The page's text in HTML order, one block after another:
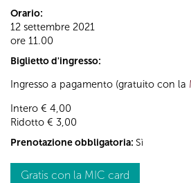
Orario:
12 settembre 2021
ore 11.00
Biglietto d'ingresso:
Ingresso a pagamento (gratuito con la
Intero € 4,00
Ridotto € 3,00
Prenotazione obbligatoria: Sì
Gratis con la MIC card